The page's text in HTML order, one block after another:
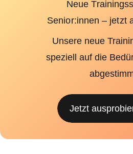
Neue
Senior:innen – jetzt
Unsere neue
speziell auf die
Jetzt